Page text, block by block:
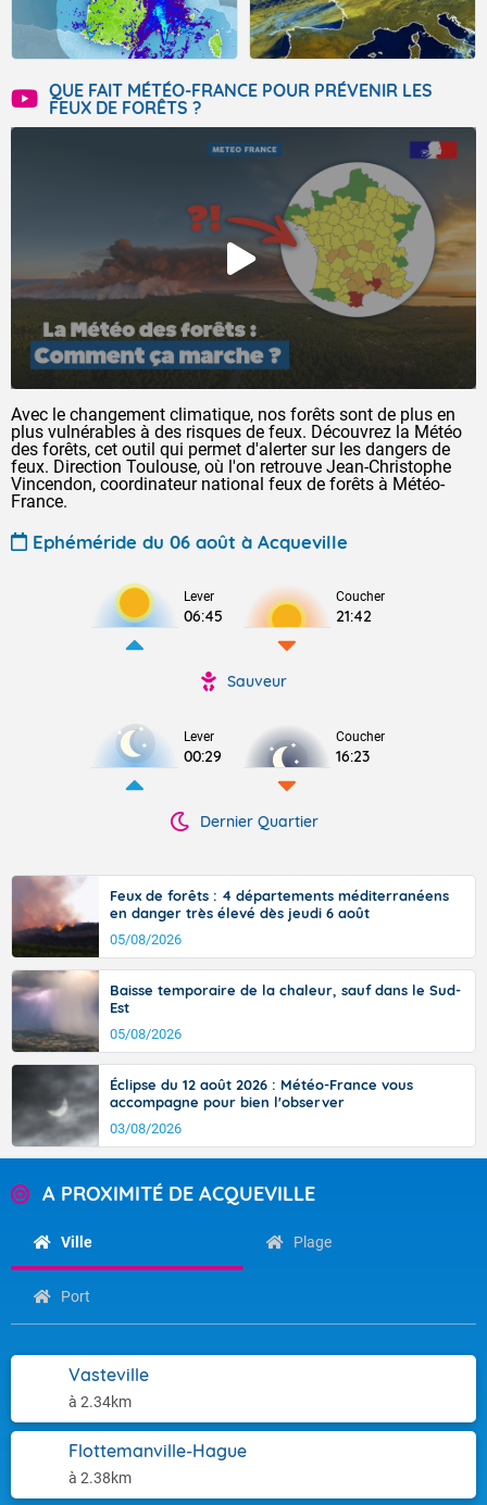
QUE FAIT MÉTÉO-FRANCE POUR PRÉVENIR LES
FEUX DE FORÊTS ?
Avec le changement climatique, nos forêts sont de plus en
plus vulnérables à des risques de feux. Découvrez la Météo
des forêts, cet outil qui permet d'alerter sur les dangers de
feux. Direction Toulouse, où l'on retrouve Jean-Christophe
Vincendon, coordinateur national feux de forêts à Météo-
France.
Ephéméride du 06 août à Acqueville
Lever
06:45
Coucher
21:42
Sauveur
Lever
00:29
Coucher
16:23
Dernier Quartier
Feux de forêts : 4 départements méditerranéens
en danger très élevé dès jeudi 6 août
05/08/2026
Baisse temporaire de la chaleur, sauf dans le Sud-
Est
05/08/2026
Éclipse du 12 août 2026 : Météo-France vous
accompagne pour bien l'observer
03/08/2026
A PROXIMITÉ DE ACQUEVILLE
Ville Plage
Port
Vasteville
à 2.34km
Flottemanville-Hague
à 2.38km